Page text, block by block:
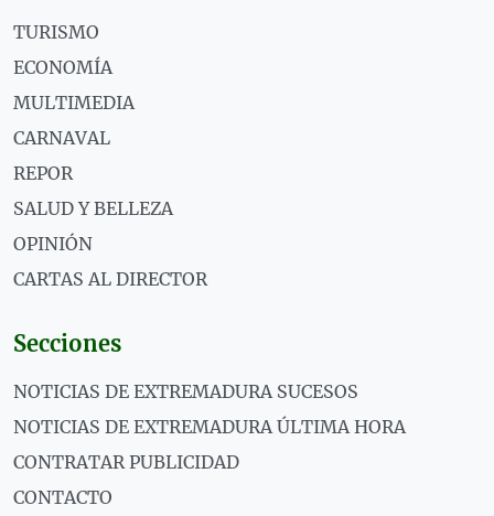
TURISMO
ECONOMÍA
MULTIMEDIA
CARNAVAL
REPOR
SALUD Y BELLEZA
OPINIÓN
CARTAS AL DIRECTOR
Secciones
NOTICIAS DE EXTREMADURA SUCESOS
NOTICIAS DE EXTREMADURA ÚLTIMA HORA
CONTRATAR PUBLICIDAD
CONTACTO